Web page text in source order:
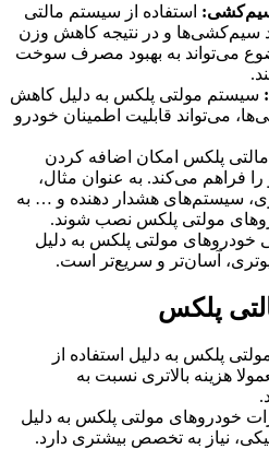
استفاده از سیستم مالتی
سیم‌کشی‌ها و در نتیجه کاهش وزن
می‌تواند به بهبود مصرف سوخت
سیستم مولتی پلکس به دلیل کاهش
می‌تواند قابلیت اطمینان خودرو
پلکس امکان اضافه کردن
را فراهم می‌کند. به عنوان مثال،
سیستم‌های هشدار دهنده و … به
مولتی پلکس نصب شوند.
خودروهای مولتی پلکس به دلیل
آسان‌تر و سریع‌تر است.
پلکس
پلکس به دلیل استفاده از
هزینه بالاتری نسبت به
خودروهای مولتی پلکس به دلیل
نیاز به تخصص بیشتری دارد.